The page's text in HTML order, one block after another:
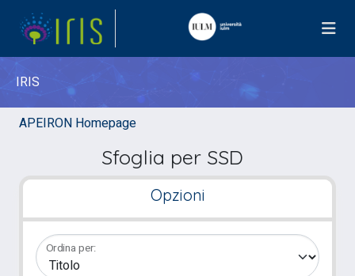
IRIS
APEIRON Homepage
Sfoglia per SSD
Opzioni
Ordina per: